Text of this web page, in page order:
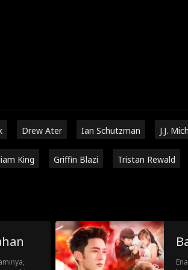
Drew Ater Ian Schutzman J.J.
King Griffin Blazi Tristan Rewald